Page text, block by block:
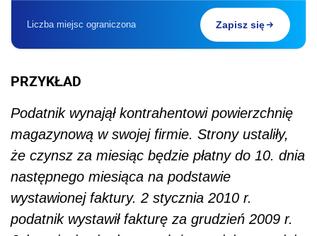
Liczba miejsc ograniczona Zapisz się
PRZYKŁAD
Podatnik wynajął kontrahentowi powierzchnię
magazynową w swojej firmie. Strony ustaliły,
że czynsz za miesiąc będzie płatny do 10. dnia
następnego miesiąca na podstawie
wystawionej faktury. 2 stycznia 2010 r.
podatnik wystawił fakturę za grudzień 2009 r.